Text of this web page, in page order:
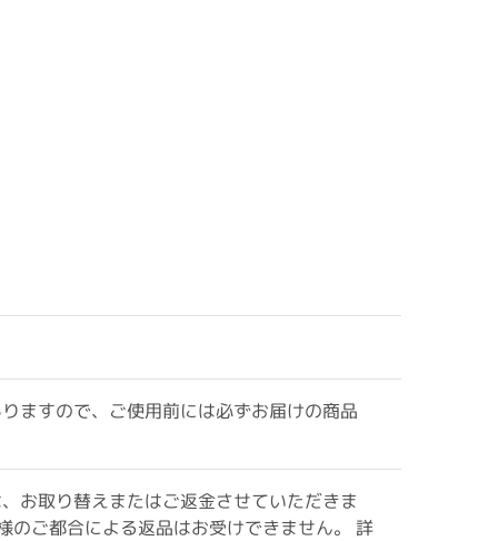
ますので、ご使用前には必ずお届けの商品
お取り替えまたはご返金させていただきま
のご都合による返品はお受けできません。 詳